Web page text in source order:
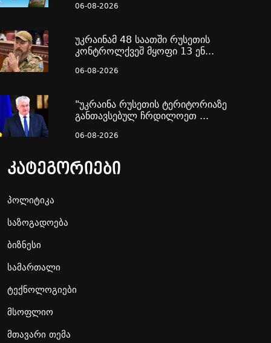
06-08-2026
უკრაინამ 48 საათში რუსეთის
კონტროლქვეშ მყოფი 13 ენ...
06-08-2026
"უკრაინა რუსეთის ტერიტორიაზე
განთავსებულ ჩრდილოეთ ...
06-08-2026
კატეგორიები
პოლიტიკა
საზოგადოება
ბიზნესი
სამართალი
ტექნოლოგიები
მსოფლიო
მთავარი თემა